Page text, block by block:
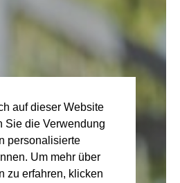
auf dieser Website
Sie die Verwendung
personalisierte
Um mehr über
zu erfahren, klicken